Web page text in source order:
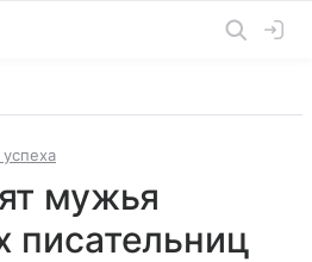
мужья
писательниц